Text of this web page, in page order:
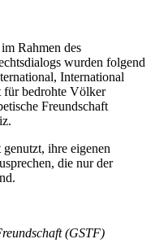
Rahmen des
wurden folgend
International
für bedrohte Völker
Freundschaft
ihre eigenen
die nur der
(GSTF)